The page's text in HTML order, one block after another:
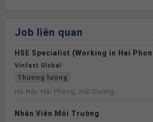
Job liên quan
HSE Specialist (Working in Hai
Vinfast Global
Thương lượng
Hà Nội, Hải Phòng, Hải Dương
Nhân Viên Môi Trường